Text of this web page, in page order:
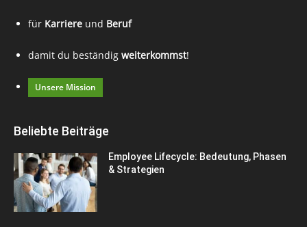
für Karriere und Beruf
damit du beständig weiterkommst!
Unsere Mission
Beliebte Beiträge
Employee Lifecycle: Bedeutung, Phasen
& Strategien